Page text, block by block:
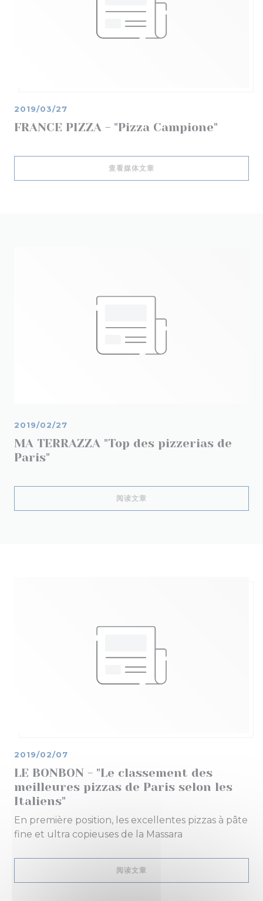
FRANCE PIZZA - "Pizza Campione"
2019/03/27
查看媒体文章((在新窗口中打开))
MA TERRAZZA "Top des pizzerias de
Paris"
2019/02/27
阅读文章((在新窗口中打开))
LE BONBON - "Le classement des
meilleures pizzas de Paris selon les
Italiens"
2019/02/07
En première position, les excellentes pizzas à pâte
fine et ultra copieuses de la Massara
阅读文章((在新窗口中打开))